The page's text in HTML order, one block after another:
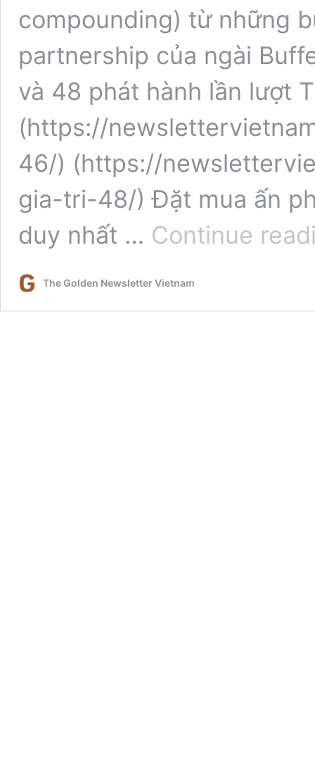
compounding) từ những
partnership của ngài
và 48 phát hành lần lượt
(https://
46/) (https://
gia-tri-48/) Đặt mua ấn
duy nhất … Continue
The Golden Newsletter Vietnam